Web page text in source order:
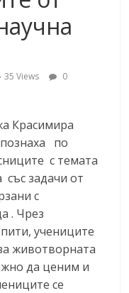
35 Views
0
Красимира
по
с темата
със задачи от
с
. Чрез
учениците
животворната
да ценим и
се